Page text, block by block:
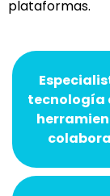
plataformas.
tecnología